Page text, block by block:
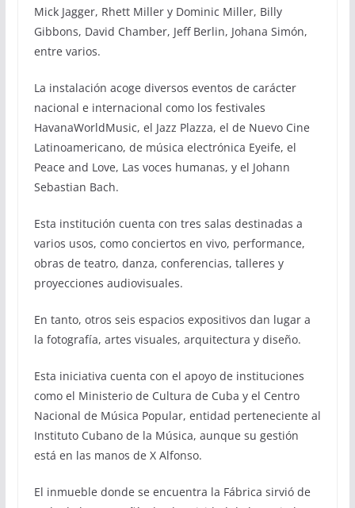
Mick Jagger, Rhett Miller y Dominic Miller, Billy
Gibbons, David Chamber, Jeff Berlin, Johana Simón,
entre varios.
La instalación acoge diversos eventos de carácter
nacional e internacional como los festivales
HavanaWorldMusic, el Jazz Plazza, el de Nuevo Cine
Latinoamericano, de música electrónica Eyeife, el
Peace and Love, Las voces humanas, y el Johann
Sebastian Bach.
Esta institución cuenta con tres salas destinadas a
varios usos, como conciertos en vivo, performance,
obras de teatro, danza, conferencias, talleres y
proyecciones audiovisuales.
En tanto, otros seis espacios expositivos dan lugar a
la fotografía, artes visuales, arquitectura y diseño.
Esta iniciativa cuenta con el apoyo de instituciones
como el Ministerio de Cultura de Cuba y el Centro
Nacional de Música Popular, entidad perteneciente al
Instituto Cubano de la Música, aunque su gestión
está en las manos de X Alfonso.
El inmueble donde se encuentra la Fábrica sirvió de